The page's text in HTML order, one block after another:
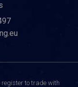
register to trade with